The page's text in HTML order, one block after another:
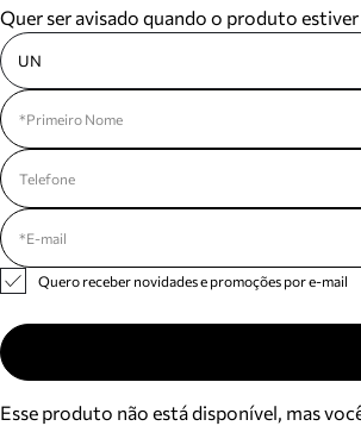
Quer ser avisado quando o produto
UN
Quero receber novidades e promoções por e-mail
Esse produto não está disponível, mas